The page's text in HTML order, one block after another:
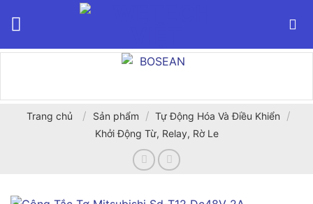
Trang chủ / Sản phẩm / Tự Động Hóa Và Điều Khiển /
Khởi Động Từ, Relay, Rờ Le